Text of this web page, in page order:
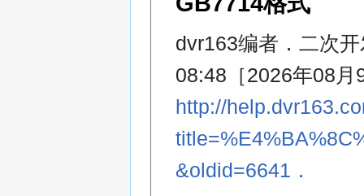
dvr163编者．二次
08:48［2026年08月
http://
&oldid=6641．